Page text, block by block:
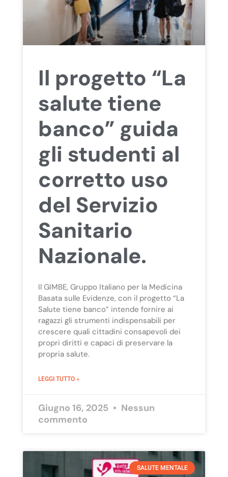
Il progetto “La
salute tiene
banco” guida
gli studenti al
corretto uso
del Servizio
Sanitario
Nazionale.
Il GIMBE, Gruppo Italiano per la Medicina
Basata sulle Evidenze, con il progetto “La
Salute tiene banco” intende fornire ai
ragazzi gli strumenti indispensabili per
crescere quali cittadini consapevoli dei
propri diritti e capaci di preservare la
propria salute.
LEGGI TUTTO »
Giugno 16, 2025
Nessun
commento
SALUTE MENTALE